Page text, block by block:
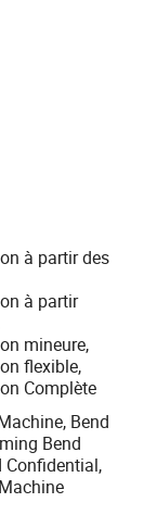
à partir des
à partir
mineure,
flexible,
Complète
Bend
Bend
Confidential,